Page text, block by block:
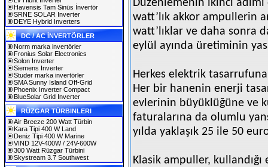
Havensis Tam Sinüs İnvertör
SRNE SOLAR Inverter
DEYE Hybrid Inverters
DC / AC İNVERTÖRLER
Norm marka invertörler
Fronius Solar Electronics
Solon Inverter
Siemens Inverter
Studer marka invertörler
SMA Sunny Island Off-Grid
Phoenix Inverter Compact
BlueSolar Grid Inverter
RÜZGAR TÜRBINLERI
Air Breeze 200 Watt Türbin
Kara Tipi 400 W Land
Deniz Tipi 400 W Marine
VIND 12V-400W / 24V-600W
300 Watt Rüzgar Türbini
Skystream 3.7 Southwest
Düzenlemenin ikinci
watt’lık akkor ampullerin
watt’lıklar ve daha sonra
eylül ayında üretiminin
Herkes elektrik
Her bir hanenin enerji
evlerinin büyüklüğüne ve
faturalarına da olumlu
yılda yaklaşık 25 ile 50
Klasik ampuller,